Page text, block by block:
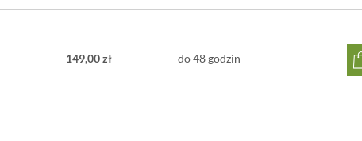
cenione przez japońskich mistrzów kuchni, mimo że
149,00 zł do 48 godzin